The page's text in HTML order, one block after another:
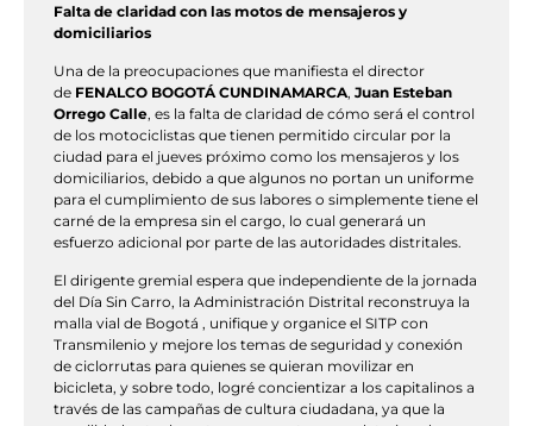
Falta de claridad con las motos de mensajeros y
domiciliarios
Una de la preocupaciones que manifiesta el director
de FENALCO BOGOTÁ CUNDINAMARCA, Juan Esteban
Orrego Calle, es la falta de claridad de cómo será el control
de los motociclistas que tienen permitido circular por la
ciudad para el jueves próximo como los mensajeros y los
domiciliarios, debido a que algunos no portan un uniforme
para el cumplimiento de sus labores o simplemente tiene el
carné de la empresa sin el cargo, lo cual generará un
esfuerzo adicional por parte de las autoridades distritales.
El dirigente gremial espera que independiente de la jornada
del Día Sin Carro, la Administración Distrital reconstruya la
malla vial de Bogotá , unifique y organice el SITP con
Transmilenio y mejore los temas de seguridad y conexión
de ciclorrutas para quienes se quieran movilizar en
bicicleta, y sobre todo, logré concientizar a los capitalinos a
través de las campañas de cultura ciudadana, ya que la